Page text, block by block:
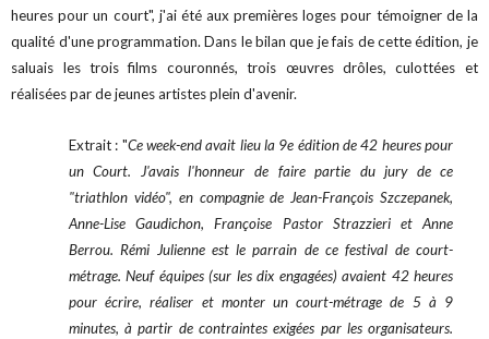
heures pour un court", j'ai été aux premières loges pour témoigner de la
qualité d'une programmation. Dans le bilan que je fais de cette édition, je
saluais les trois films couronnés, trois œuvres drôles, culottées et
réalisées par de jeunes artistes plein d'avenir.
Extrait : "Ce week-end avait lieu la 9e édition de 42 heures pour
un Court. J'avais l'honneur de faire partie du jury de ce
"triathlon vidéo", en compagnie de Jean-François Szczepanek,
Anne-Lise Gaudichon, Françoise Pastor Strazzieri et Anne
Berrou. Rémi Julienne est le parrain de ce festival de court-
métrage.Neuf équipes (sur les dix engagées) avaient 42 heures
pour écrire, réaliser et monter un court-métrage de 5 à 9
minutes, à partir de contraintes exigées par les organisateurs.